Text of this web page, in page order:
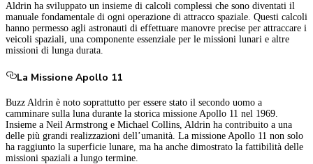
Aldrin ha sviluppato un insieme di calcoli complessi che sono diventati il
manuale fondamentale di ogni operazione di attracco spaziale. Questi calcoli
hanno permesso agli astronauti di effettuare manovre precise per attraccare i
veicoli spaziali, una componente essenziale per le missioni lunari e altre
missioni di lunga durata.
La Missione Apollo 11
Buzz Aldrin è noto soprattutto per essere stato il secondo uomo a
camminare sulla luna durante la storica missione Apollo 11 nel 1969.
Insieme a Neil Armstrong e Michael Collins, Aldrin ha contribuito a una
delle più grandi realizzazioni dell’umanità. La missione Apollo 11 non solo
ha raggiunto la superficie lunare, ma ha anche dimostrato la fattibilità delle
missioni spaziali a lungo termine.